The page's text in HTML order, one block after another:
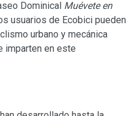
Dominical Muévete en
usuarios de Ecobici pueden
urbano y mecánica
imparten en este